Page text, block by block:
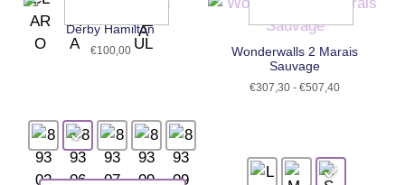
Derby Hamilton
€100,00
Wonderwalls 2 Marais
Sauvage
€307,30 - €507,40